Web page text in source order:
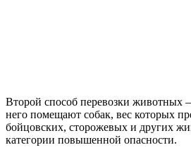
Второй способ перевозки животных
него помещают собак, вес которых
бойцовских, сторожевых и других
категории повышенной опасности.